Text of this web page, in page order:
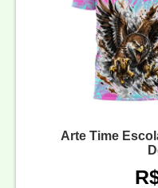
Arte Time